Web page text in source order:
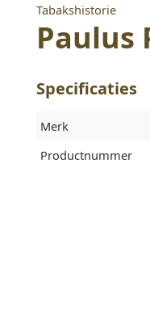
Tabakshistorie
Paulus
Specificaties
Merk
Productnummer